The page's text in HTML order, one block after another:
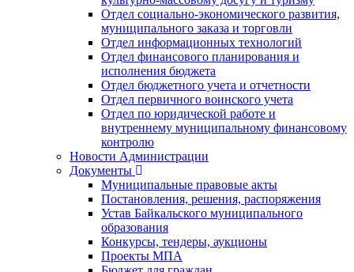
Отдел социально-экономического развития,
муниципального заказа и торговли
Отдел информационных технологий
Отдел финансового планирования и
исполнения бюджета
Отдел бюджетного учета и отчетности
Отдел первичного воинского учета
Отдел по юридической работе и
внутреннему муниципальному финансовому
контролю
Новости Администрации
Документы
Муниципальные правовые акты
Постановления, решения, распоряжения
Устав Байкальского муниципального
образования
Конкурсы, тендеры, аукционы
Проекты МПА